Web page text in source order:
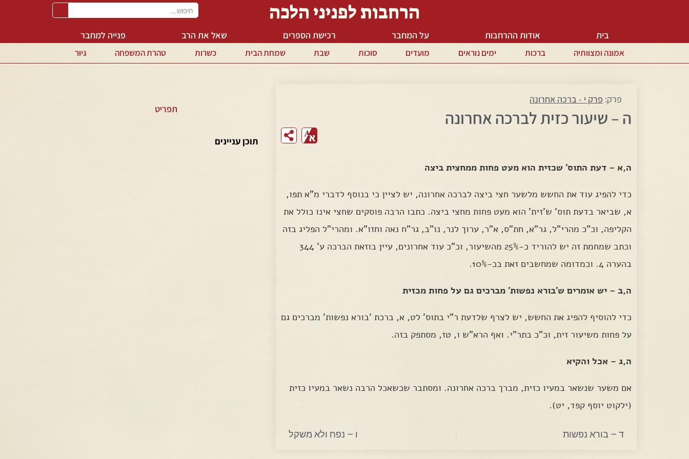
הרחבות לפניני הלכה
בית אודות ההרחבות על המחבר רכישת הספרים שאל את הרב פנייה למחבר
אמונה ומצוותיה ברכות ימים נוראים מועדים סוכות שבת שמחת הבית כשרות טהרת המשפחה גיור
פרק: פרק י - ברכה אחרונה
ה – שיעור כזית לברכה אחרונה
fr
ה,א – דעת התוס' שכזית הוא מעט פחות ממחצית ביצה
כדי להפיג עוד את החשש מלשער חצי ביצה לברכה אחרונה, יש לציין כי בנוסף לדברי מ"א תפו,
א, שביאר בדעת תוס' ש'זית' הוא מעט פחות מחצי ביצה. כתבו הרבה פוסקים שחצי אינו כולל את
הקליפה, וכ"כ מהרי"ל, גר"א, חת"ס, א"ר, ערוך לנר, נו"ב, גר"ח נאה וחזו"א. ומהרי"ל הפליג בזה
וכתב שמחמת זה יש להוריד כ-25% מהשיעור, וכ"כ עוד אחרונים, עיין בוזאת הברכה ע' 344
בהערה 4. וכמדומה שמחשבים זאת בכ-10%.
ה,ב – יש אומרים ש'בורא נפשות' מברכים גם על פחות מכזית
כדי להוסיף להפיג את החשש, יש לצרף שלדעת ר"י בתוס' לט, א, ברכת 'בורא נפשות' מברכים גם
על פחות משיעור זית, וכ"כ בתר"י. ואף הרא"ש ו, טז, מסתפק בזה.
ה,ג – אכל והקיא
אם משער שנשאר במעיו כזית, מברך ברכה אחרונה. ומסתבר שכשאכל הרבה נשאר במעיו כזית
(ילקוט יוסף קפד, יט).
ד – בורא נפשות ו – נפח ולא משקל
תפריט
תוכן עניינים